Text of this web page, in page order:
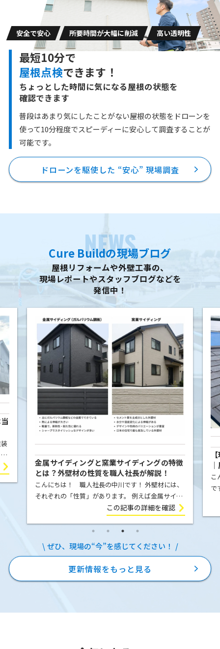
安全で安心 所要時間が大幅に削減 高い透明性
最短10分で
屋根点検できます！
ちょっとした時間に気になる屋根の状態を
確認できます
普段はあまり気にしたことがない屋根の状態をドローンを
使って10分程度でスピーディーに安心して調査することが
可能です。
ドローンを駆使した “安心” 現場調査
NEWS
Cure Buildの現場ブログ
屋根リフォームや外壁工事の、
現場レポートやスタッフブログなどを
発信中！
金属サイディングと窯業サイディングの特徴
とは？外壁材の性質を職人社長が解説！
こんにちは！ 職人社長の中川です！ 外壁材には、
それぞれの「性質」があります。 例えば金属サイデ
ィング（ガルバリウム鋼板）は、気温の変化によっ
て膨張したり収縮したりします。夏の強い日差しを
受ければ少し伸び、冬に気温が下が […]
この記事の詳細を確認
こ
で
ぜひ、現場の“今”を感じてください！
更新情報をもっと見る